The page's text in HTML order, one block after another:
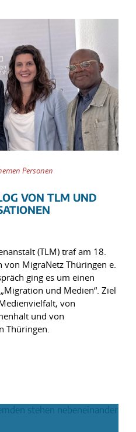
Personen
VON TLM UND
(TLM) traf am 18.
MigraNetz Thüringen e.
ging es um einen
und Medien“. Ziel
von
und von
Thüringen.